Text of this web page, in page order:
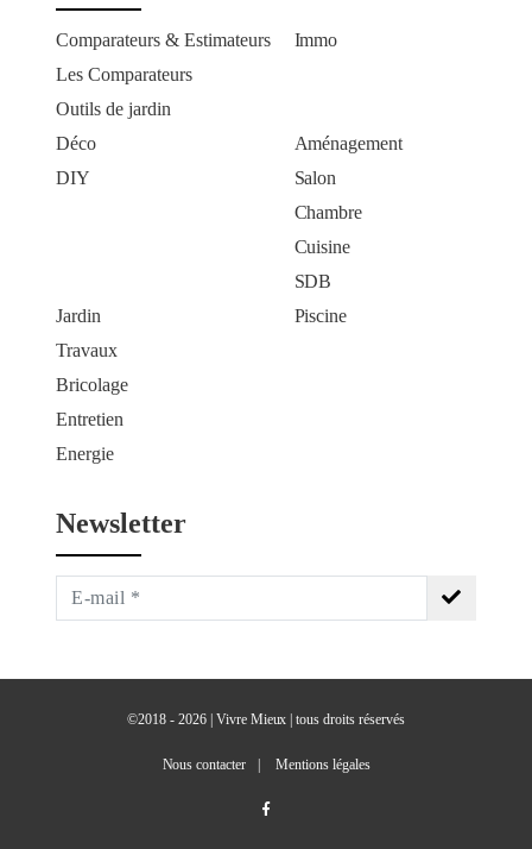
Comparateurs & Estimateurs
Les Comparateurs
Outils de jardin
Immo
Déco
DIY
Aménagement
Salon
Chambre
Cuisine
SDB
Jardin
Piscine
Travaux
Bricolage
Entretien
Energie
Newsletter
©2018 - 2026 | Vivre Mieux | tous droits réservés
Nous contacter Mentions légales
facebook